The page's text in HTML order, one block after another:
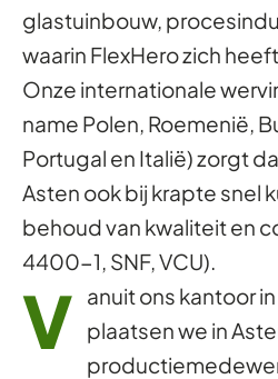
glastuinbouw,
waarin FlexHero zich
Onze internationale
name Polen, Roemenië,
Portugal en Italië) zorgt
Asten ook bij krapte snel
behoud van kwaliteit en
4400-1, SNF, VCU).
V anuit ons kantoor
plaatsen we in